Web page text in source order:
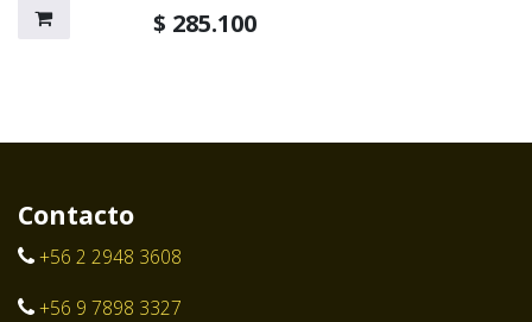
$ 285.100
Contacto
+56 2 2948 3608
+56 9 7898 3327